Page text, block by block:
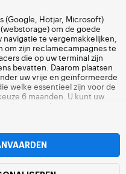
(Google, Hotjar, Microsoft)
om de goede
te vergemakkelijken,
zijn reclamecampagnes te
die op uw terminal zijn
bevatten. Daarom plaatsen
uw vrije en geïnformeerde
welke essentieel zijn voor de
6 maanden. U kunt uw
door naar de pagina over
of andere tracers te
tot diensten niet
de cookies en andere